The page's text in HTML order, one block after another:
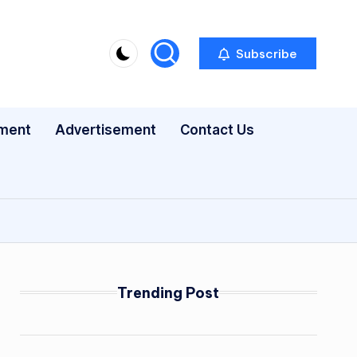
Subscribe
Advertisement Contact Us
Trending Post